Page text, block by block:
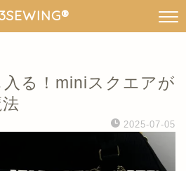
る！miniスクエアが
2025-07-05